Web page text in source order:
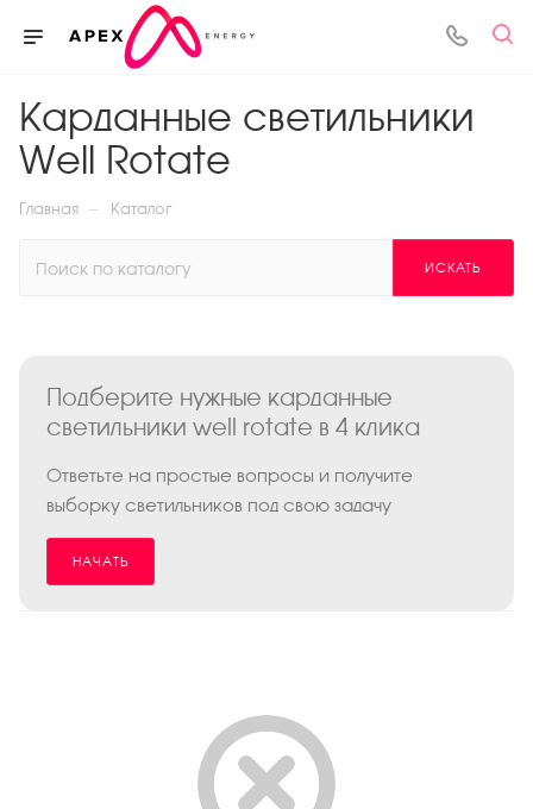
Карданные светильники
Well Rotate
Главная — Каталог
ИСКАТЬ
Подберите нужные карданные
светильники well rotate в 4 клика
Ответьте на простые вопросы и получите
выборку светильников под свою задачу
НАЧАТЬ